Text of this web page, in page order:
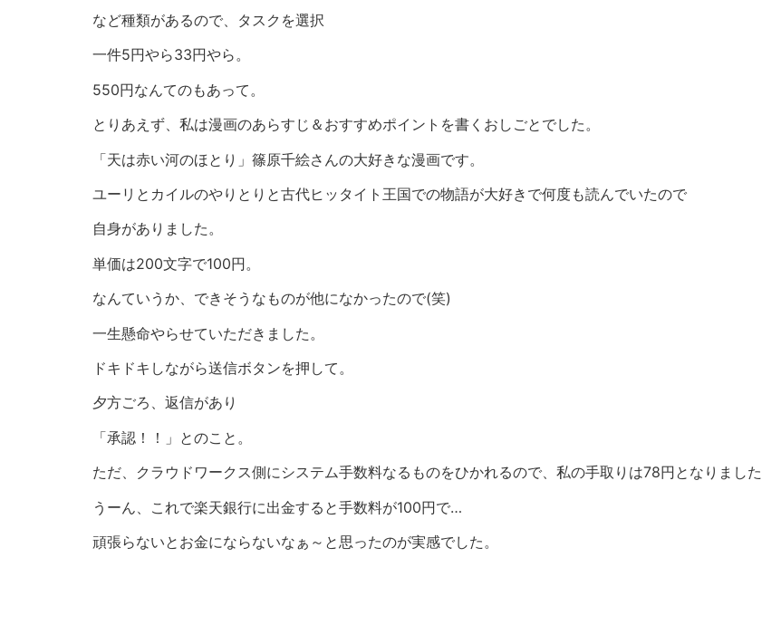
など種類があるので、タスクを選択
一件5円やら33円やら。
550円なんてのもあって。
とりあえず、私は漫画のあらすじ＆おすすめポイントを書くおしごとでした。
「天は赤い河のほとり」篠原千絵さんの大好きな漫画です。
ユーリとカイルのやりとりと古代ヒッタイト王国での物語が大好きで何度も読んでいたので
自身がありました。
単価は200文字で100円。
なんていうか、できそうなものが他になかったので(笑)
一生懸命やらせていただきました。
ドキドキしながら送信ボタンを押して。
夕方ごろ、返信があり
「承認！！」とのこと。
ただ、クラウドワークス側にシステム手数料なるものをひかれるので、私の手取りは78円となりました
うーん、これで楽天銀行に出金すると手数料が100円で…
頑張らないとお金にならないなぁ～と思ったのが実感でした。